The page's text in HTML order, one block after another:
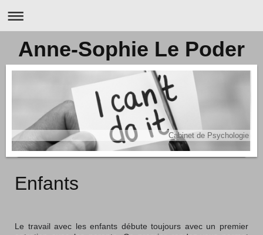
Anne-Sophie Le Poder
Cabinet de Psychologie
Enfants
Le travail avec les enfants débute toujours avec un premier